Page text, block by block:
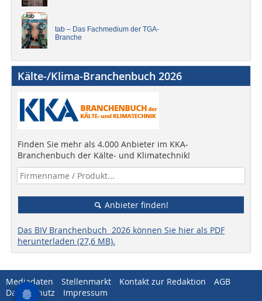
tab – Das Fachmedium der TGA-
Branche
Kälte-/Klima-Branchenbuch 2026
Finden Sie mehr als 4.000 Anbieter im KKA-
Branchenbuch der Kälte- und Klimatechnik!
Anbieter finden!
Das BIV Branchenbuch 2026 können Sie hier als PDF
herunterladen (27,6 MB).
Mediadaten Stellenmarkt Kontakt zur Redaktion
AGB
Datenschutz
Impressum